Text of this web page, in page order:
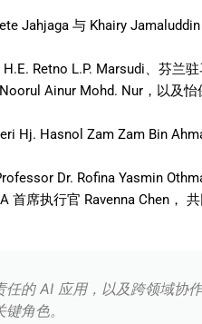
Jahjaga 与 Khairy Jamaluddin
H.E. Retno L.P. Marsudi、芬兰
Ainur Mohd. Nur ，以及
Hj. Hasnol Zam Zam Bin
Dr. Rofina Yasmin
首席执行官 Ravenna Chen ，
的 AI 应用，以及跨领域协
角色。